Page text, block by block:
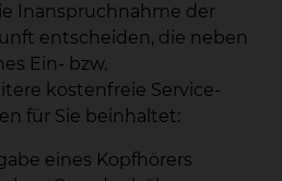
Inanspruchnahme der
entscheiden, die neben
Ein- bzw.
kostenfreie Service-
für Sie beinhaltet:
eines Kopfhörers